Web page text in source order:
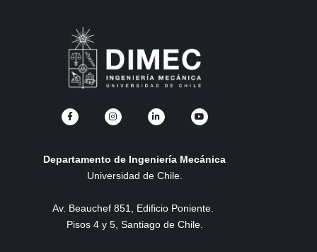
Departamento de Ingeniería Mecánica
Universidad de Chile.
Av. Beauchef 851, Edificio Poniente.
Pisos 4 y 5, Santiago de Chile.